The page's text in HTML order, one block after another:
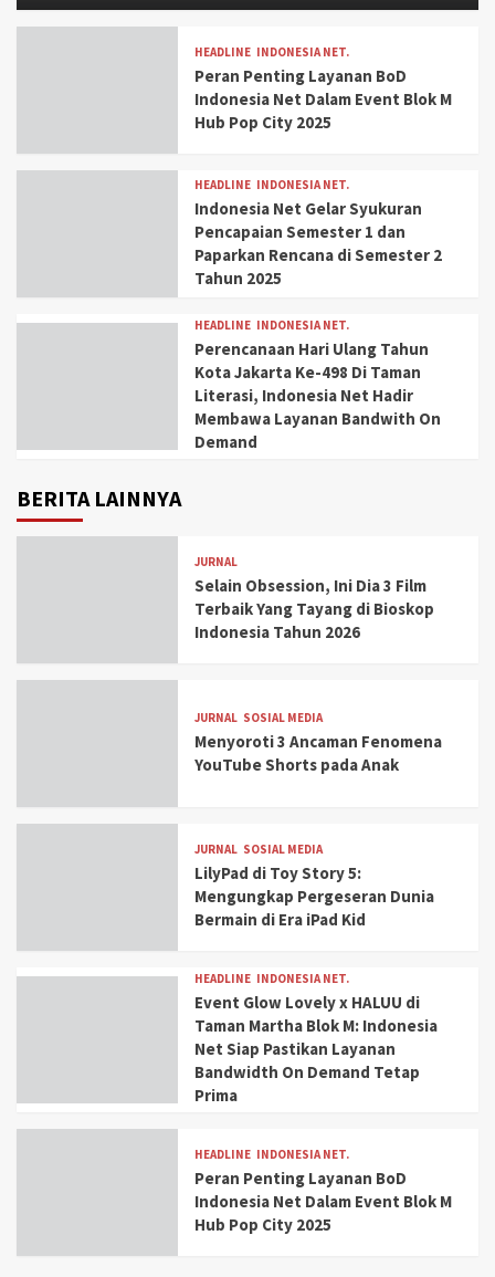
HEADLINE INDONESIA NET.
Peran Penting Layanan BoD
Indonesia Net Dalam Event Blok M
Hub Pop City 2025
HEADLINE INDONESIA NET.
Indonesia Net Gelar Syukuran
Pencapaian Semester 1 dan
Paparkan Rencana di Semester 2
Tahun 2025
HEADLINE INDONESIA NET.
Perencanaan Hari Ulang Tahun
Kota Jakarta Ke-498 Di Taman
Literasi, Indonesia Net Hadir
Membawa Layanan Bandwith On
Demand
BERITA LAINNYA
JURNAL
Selain Obsession, Ini Dia 3 Film
Terbaik Yang Tayang di Bioskop
Indonesia Tahun 2026
JURNAL SOSIAL MEDIA
Menyoroti 3 Ancaman Fenomena
YouTube Shorts pada Anak
JURNAL SOSIAL MEDIA
LilyPad di Toy Story 5:
Mengungkap Pergeseran Dunia
Bermain di Era iPad Kid
HEADLINE INDONESIA NET.
Event Glow Lovely x HALUU di
Taman Martha Blok M: Indonesia
Net Siap Pastikan Layanan
Bandwidth On Demand Tetap
Prima
HEADLINE INDONESIA NET.
Peran Penting Layanan BoD
Indonesia Net Dalam Event Blok M
Hub Pop City 2025